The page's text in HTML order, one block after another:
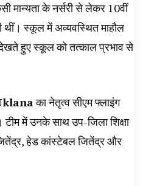
मान्यता के नर्सरी से लेकर 10वीं
थीं। स्कूल में अव्यवस्थित माहौल
हुए स्कूल को तत्काल प्रभाव से
का नेतृत्व सीएम फ्लाइंग
टीम में उनके साथ उप-जिला शिक्षा
हेड कांस्टेबल जितेंद्र और